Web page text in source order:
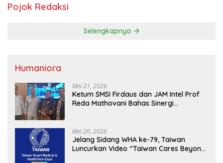
Pojok Redaksi
Selengkapnya
Humaniora
Mei 21, 2026
Ketum SMSI Firdaus dan JAM Intel Prof
Reda Mathovani Bahas Sinergi
MBG, Perkuat Pengawasan Program
Pemerintah
Mei 20, 2026
Jelang Sidang WHA ke-79, Taiwan
Luncurkan Video “Taiwan Cares Beyond